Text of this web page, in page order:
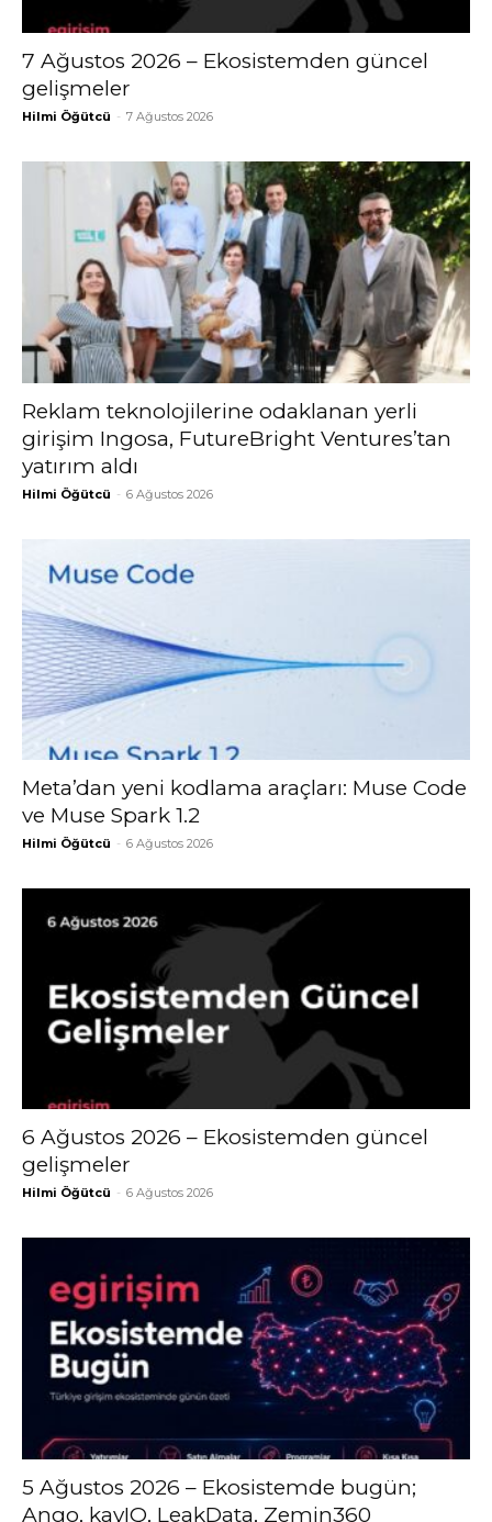
7 Ağustos 2026 – Ekosistemden güncel
gelişmeler
Hilmi Öğütcü - 7 Ağustos 2026
Reklam teknolojilerine odaklanan yerli
girişim Ingosa, FutureBright Ventures’tan
yatırım aldı
Hilmi Öğütcü - 6 Ağustos 2026
Meta’dan yeni kodlama araçları: Muse Code
ve Muse Spark 1.2
Hilmi Öğütcü - 6 Ağustos 2026
6 Ağustos 2026 – Ekosistemden güncel
gelişmeler
Hilmi Öğütcü - 6 Ağustos 2026
5 Ağustos 2026 – Ekosistemde bugün;
Ango, kayIQ, LeakData, Zemin360